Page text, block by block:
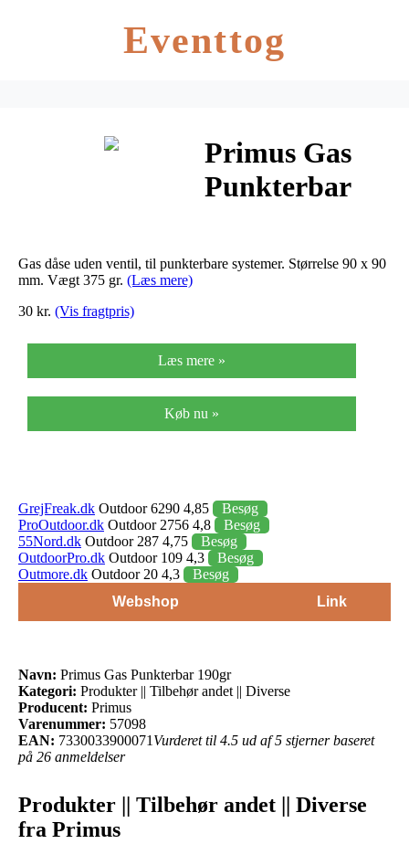
Eventtog
Primus Gas
Punkterbar
Gas dåse uden ventil, til punkterbare systemer. Størrelse 90 x 90
mm. Vægt 375 gr. (Læs mere)
30 kr. (Vis fragtpris)
Læs mere »
Køb nu »
GrejFreak.dk Outdoor 6290 4,85
Besøg
ProOutdoor.dk Outdoor 2756 4,8
Besøg
55Nord.dk Outdoor 287 4,75
Besøg
OutdoorPro.dk Outdoor 109 4,3
Besøg
Outmore.dk Outdoor 20 4,3
Besøg
Webshop
Link
Navn: Primus Gas Punkterbar 190gr
Kategori: Produkter || Tilbehør andet || Diverse
Producent: Primus
Varenummer: 57098
EAN: 7330033900071 Vurderet til 4.5 ud af 5 stjerner baseret
på 26 anmeldelser
Produkter || Tilbehør andet || Diverse
fra Primus